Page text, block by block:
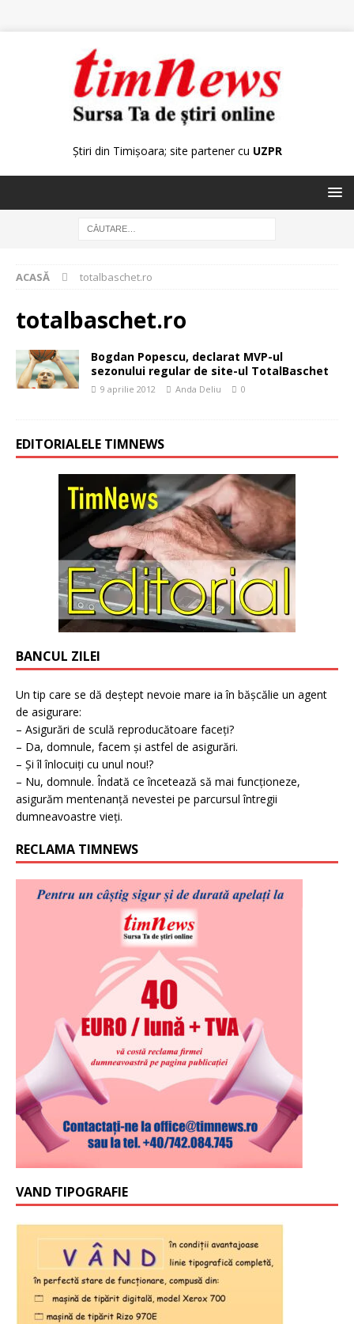
Știri din Timișoara; site partener cu UZPR
ACASĂ totalbaschet.ro
totalbaschet.ro
Bogdan Popescu, declarat MVP-ul
sezonului regular de site-ul TotalBaschet
9 aprilie 2012 Anda Deliu 0
EDITORIALELE TIMNEWS
BANCUL ZILEI
Un tip care se dă deștept nevoie mare ia în bășcălie un agent
de asigurare:
– Asigurări de sculă reproducătoare faceți?
– Da, domnule, facem și astfel de asigurări.
– Și îl înlocuiți cu unul nou!?
– Nu, domnule. Îndată ce încetează să mai funcționeze,
asigurăm mentenanță nevestei pe parcursul întregii
dumneavoastre vieți.
RECLAMA TIMNEWS
VAND TIPOGRAFIE